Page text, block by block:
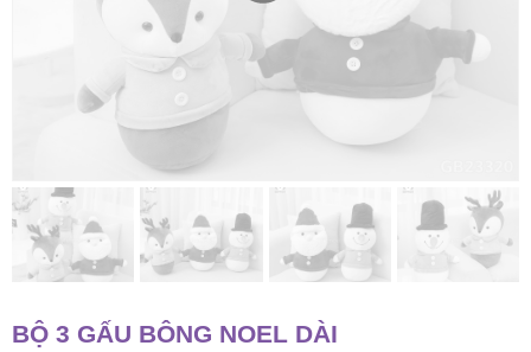
BỘ 3 GẤU BÔNG NOEL DÀI